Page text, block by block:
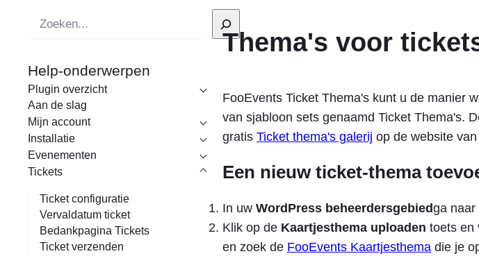
k
o
p
Help-onderwerpen
Plugin overzicht
Aan de slag
Mijn account
Installatie
Evenementen
Tickets
Ticket configuratie
Vervaldatum ticket
Bedankpagina Tickets
Ticket verzenden
Thema's voor
FooEvents Ticket Thema's kunt u de manier
van sjabloon sets genaamd Ticket Thema's.
gratis Ticket thema's galerij op de website
Een nieuw ticket-thema
In uw WordPress beheerdersgebiedga naar
Klik op de Kaartjesthema uploaden toets en
en zoek de FooEvents Kaartjesthema die je